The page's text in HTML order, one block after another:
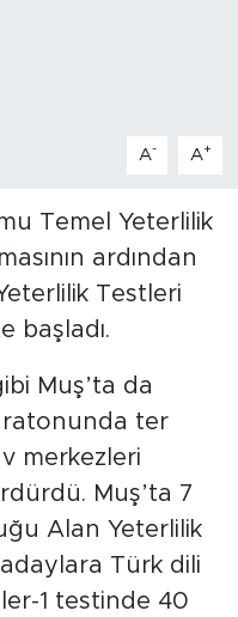
A- A+
Temel Yeterlilik
ardından
Testleri
başladı.
Muş’ta da
ter
merkezleri
Muş’ta 7
Alan Yeterlilik
adaylara Türk dili
1 testinde 40